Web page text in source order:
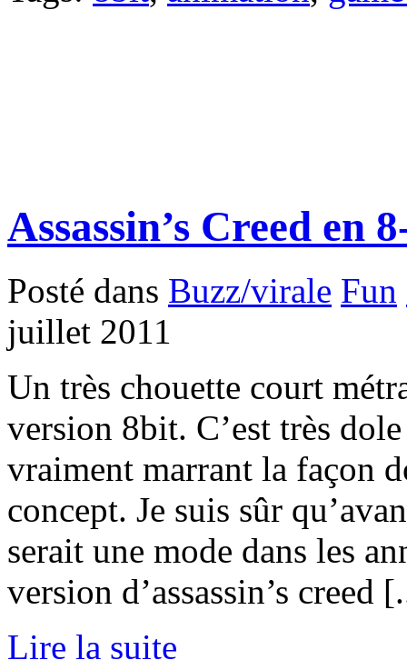
Assassin’s Creed en
Posté dans Buzz/virale Fun
juillet 2011
Un très chouette court
version 8bit. C’est très
vraiment marrant la façon
concept. Je suis sûr
serait une mode dans les
version d’assassin’s creed
Lire la suite